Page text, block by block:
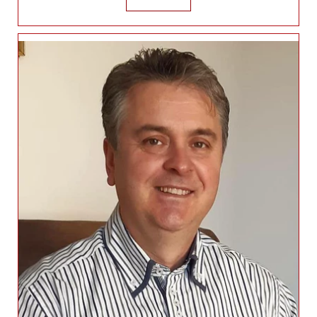
Mészáros Zoltán (Vas megye)
meszaros.zoltan.1@generalimail.hu